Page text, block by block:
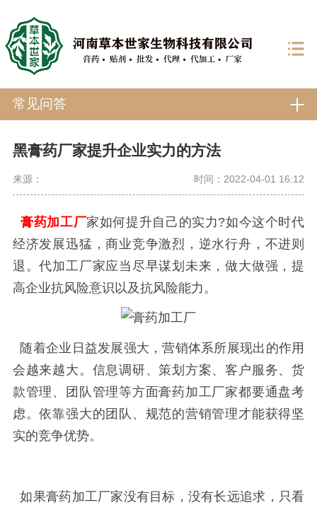
常见问答
黑膏药厂家提升企业实力的方法
来源： 时间：2022-04-01 16:12
膏药加工厂家如何提升自己的实力?如今这个时代
经济发展迅猛，商业竞争激烈，逆水行舟，不进则
退。代加工厂家应当尽早谋划未来，做大做强，提
高企业抗风险意识以及抗风险能力。
随着企业日益发展强大，营销体系所展现出的作用
会越来越大。信息调研、策划方案、客户服务、货
款管理、团队管理等方面膏药加工厂家都要通盘考
虑。依靠强大的团队、规范的营销管理才能获得坚
实的竞争优势。
如果膏药加工厂家没有目标，没有长远追求，只看